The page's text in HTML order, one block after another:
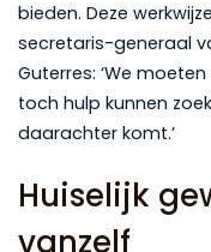
bieden. Deze
secretaris-generaal
Guterres: ‘We
toch hulp kunnen
daarachter komt.’
Huiselijk
vanzelf